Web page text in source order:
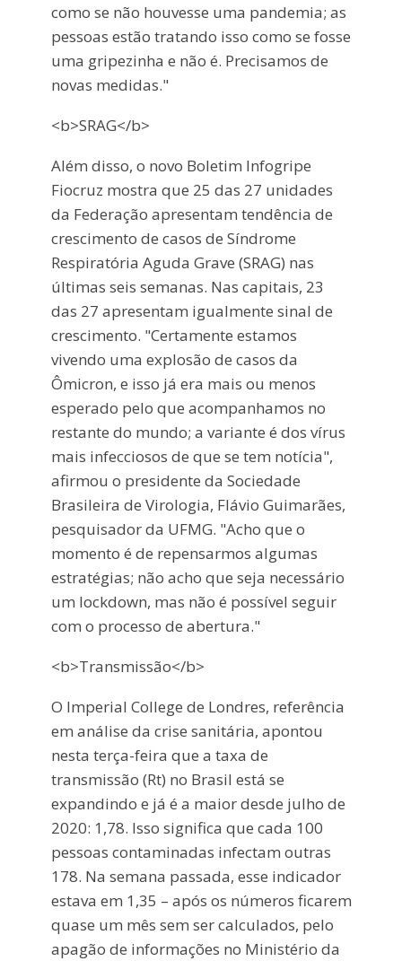
como se não houvesse uma pandemia; as
pessoas estão tratando isso como se fosse
uma gripezinha e não é. Precisamos de
novas medidas."
<b>SRAG</b>
Além disso, o novo Boletim Infogripe
Fiocruz mostra que 25 das 27 unidades
da Federação apresentam tendência de
crescimento de casos de Síndrome
Respiratória Aguda Grave (SRAG) nas
últimas seis semanas. Nas capitais, 23
das 27 apresentam igualmente sinal de
crescimento. "Certamente estamos
vivendo uma explosão de casos da
Ômicron, e isso já era mais ou menos
esperado pelo que acompanhamos no
restante do mundo; a variante é dos vírus
mais infecciosos de que se tem notícia",
afirmou o presidente da Sociedade
Brasileira de Virologia, Flávio Guimarães,
pesquisador da UFMG. "Acho que o
momento é de repensarmos algumas
estratégias; não acho que seja necessário
um lockdown, mas não é possível seguir
com o processo de abertura."
<b>Transmissão</b>
O Imperial College de Londres, referência
em análise da crise sanitária, apontou
nesta terça-feira que a taxa de
transmissão (Rt) no Brasil está se
expandindo e já é a maior desde julho de
2020: 1,78. Isso significa que cada 100
pessoas contaminadas infectam outras
178. Na semana passada, esse indicador
estava em 1,35 – após os números ficarem
quase um mês sem ser calculados, pelo
apagão de informações no Ministério da